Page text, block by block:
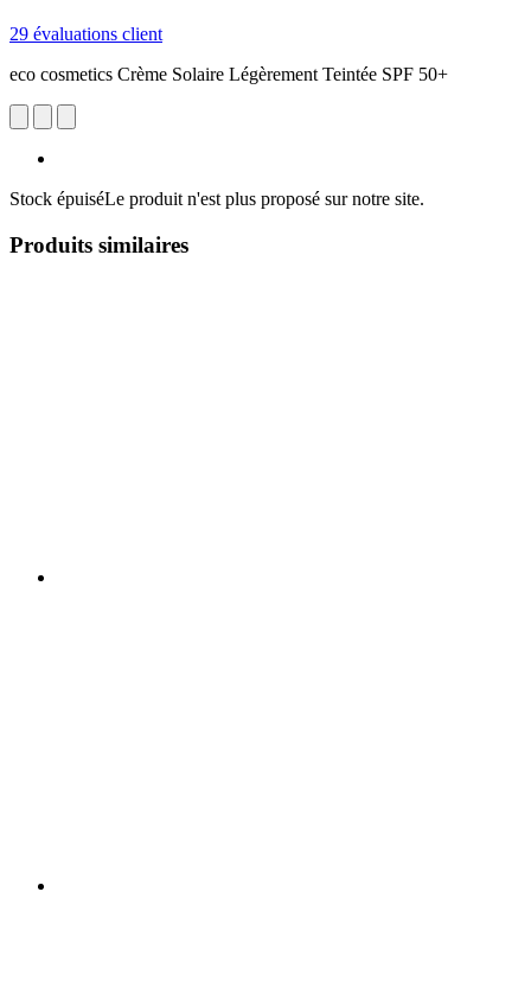
29 évaluations client
eco cosmetics Crème Solaire Légèrement Teintée SPF 50+
Stock épuiséLe produit n'est plus proposé sur notre site.
Produits similaires